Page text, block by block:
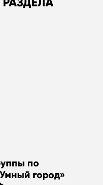
по
город»